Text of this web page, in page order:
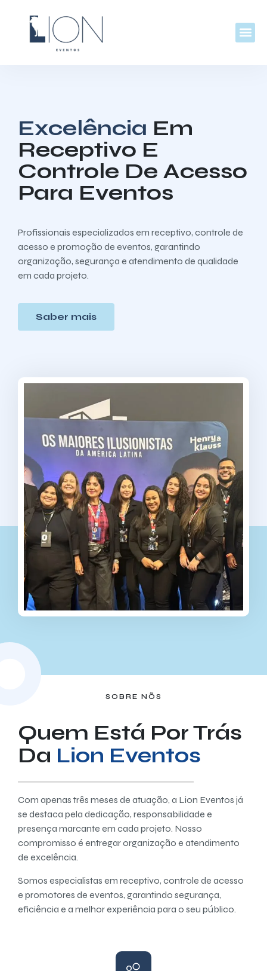
Excelência Em
Receptivo E
Controle De Acesso
Para Eventos
Profissionais especializados em receptivo, controle de
acesso e promoção de eventos, garantindo
organização, segurança e atendimento de qualidade
em cada projeto.
Saber mais
SOBRE NÕS
Quem Está Por Trás
Da Lion Eventos
Com apenas três meses de atuação, a Lion Eventos já
se destaca pela dedicação, responsabilidade e
presença marcante em cada projeto. Nosso
compromisso é entregar organização e atendimento
de excelência.
Somos especialistas em receptivo, controle de acesso
e promotores de eventos, garantindo segurança,
eficiência e a melhor experiência para o seu público.